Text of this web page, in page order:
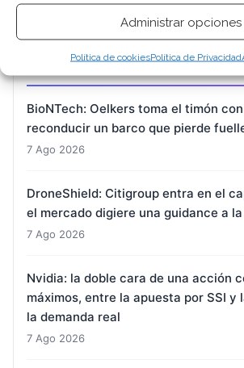
Administrar opciones
Política de cookiesPolítica de Privacidad
ARTÍCULOS RECIENTES
BioNTech: Oelkers toma el timón
reconducir un barco que pierde
7 Ago 2026
DroneShield: Citigroup entra en el
el mercado digiere una guidance a
7 Ago 2026
Nvidia: la doble cara de una acción
máximos, entre la apuesta por SSI y
la demanda real
7 Ago 2026